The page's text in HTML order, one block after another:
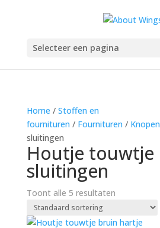
Selecteer een pagina
Home / Stoffen en
fournituren / Fournituren / Knopen
sluitingen
Houtje touwtje
sluitingen
Toont alle 5 resultaten